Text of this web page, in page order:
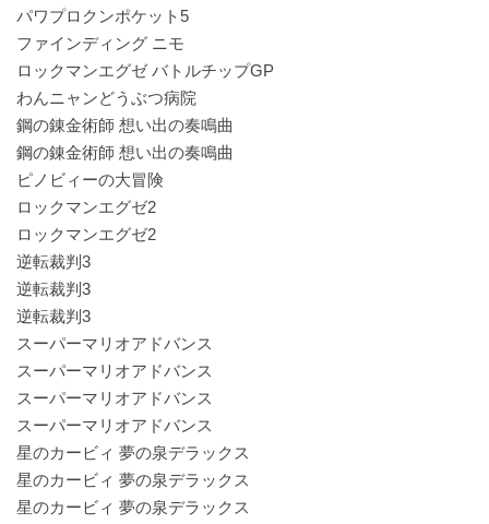
パワプロクンポケット5
ファインディング ニモ
ロックマンエグゼ バトルチップGP
わんニャンどうぶつ病院
鋼の錬金術師 想い出の奏鳴曲
鋼の錬金術師 想い出の奏鳴曲
ピノビィーの大冒険
ロックマンエグゼ2
ロックマンエグゼ2
逆転裁判3
逆転裁判3
逆転裁判3
スーパーマリオアドバンス
スーパーマリオアドバンス
スーパーマリオアドバンス
スーパーマリオアドバンス
星のカービィ 夢の泉デラックス
星のカービィ 夢の泉デラックス
星のカービィ 夢の泉デラックス